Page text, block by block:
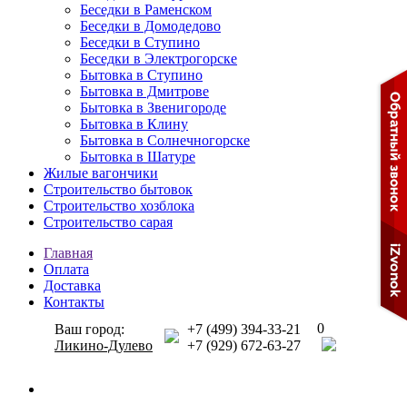
Беседки в Раменском
Беседки в Домодедово
Беседки в Ступино
Беседки в Электрогорске
Бытовка в Ступино
Бытовка в Дмитрове
Бытовка в Звенигороде
Бытовка в Клину
Бытовка в Солнечногорске
Бытовка в Шатуре
Жилые вагончики
Строительство бытовок
Строительство хозблока
Строительство сарая
Главная
Оплата
Доставка
Контакты
Ваш город:
Ликино-Дулево
+7 (499) 394-33-21
+7 (929) 672-63-27
0